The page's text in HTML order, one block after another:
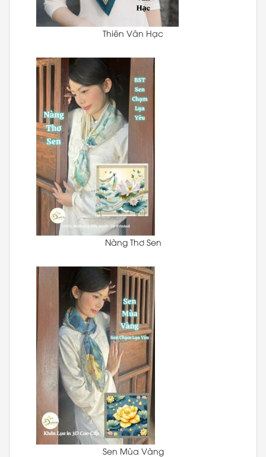
Thiên Vân Hạc
Nàng Thơ Sen
Sen Mùa Vàng